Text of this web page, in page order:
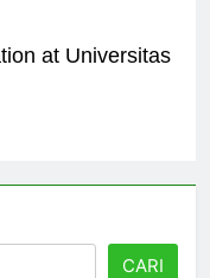
at Universitas
CARI